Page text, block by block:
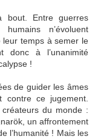
bout. Entre guerres
n’évoluent
leur temps à semer le
donc à l’unanimité
!
de guider les âmes
ce jugement.
du monde :
un affrontement
l’humanité ! Mais les